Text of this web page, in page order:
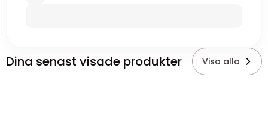
Dina senast visade produkter Visa alla